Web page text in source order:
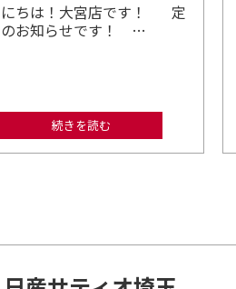
ちは！大宮店です！ 定
お知らせです！ …
続きを読む